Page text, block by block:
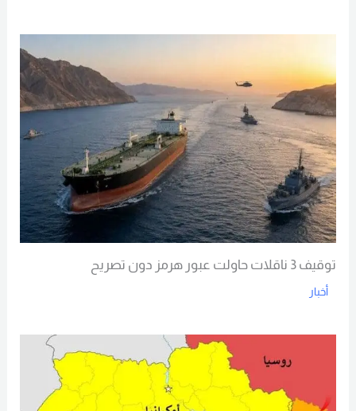
توقيف 3 ناقلات حاولت عبور هرمز دون تصريح
أخبار